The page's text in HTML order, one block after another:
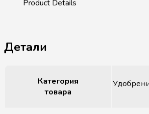
Детали
Категория
товара